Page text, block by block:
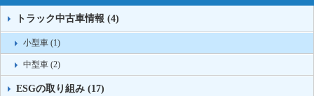
トラック中古車情報 (4)
小型車 (1)
中型車 (2)
ESGの取り組み (17)